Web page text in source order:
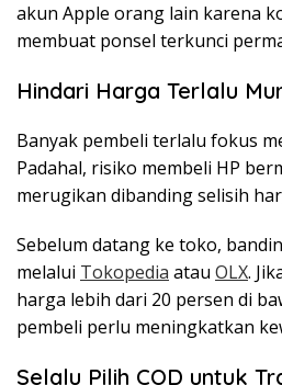
akun Apple orang lain karena
membuat ponsel terkunci
Hindari Harga Terlalu
Banyak pembeli terlalu fokus
Padahal, risiko membeli HP
merugikan dibanding selisih
Sebelum datang ke toko,
melalui Tokopedia atau OLX.
harga lebih dari 20 persen di
pembeli perlu meningkatkan
Selalu Pilih COD untuk